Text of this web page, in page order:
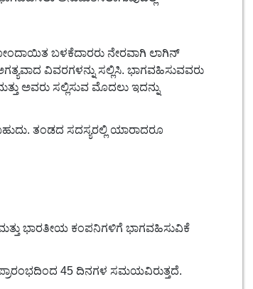
ಬಳಕೆದಾರರು ನೇರವಾಗಿ ಲಾಗಿನ್
ವಿವರಗಳನ್ನು ಸಲ್ಲಿಸಿ. ಭಾಗವಹಿಸುವವರು
ಅವರು ಸಲ್ಲಿಸುವ ಮೊದಲು ಇದನ್ನು
ತಂಡದ ಸದಸ್ಯರಲ್ಲಿ ಯಾರಾದರೂ
ಮತ್ತು ಭಾರತೀಯ ಕಂಪನಿಗಳಿಗೆ ಭಾಗವಹಿಸುವಿಕೆ
45 ದಿನಗಳ ಸಮಯವಿರುತ್ತದೆ.